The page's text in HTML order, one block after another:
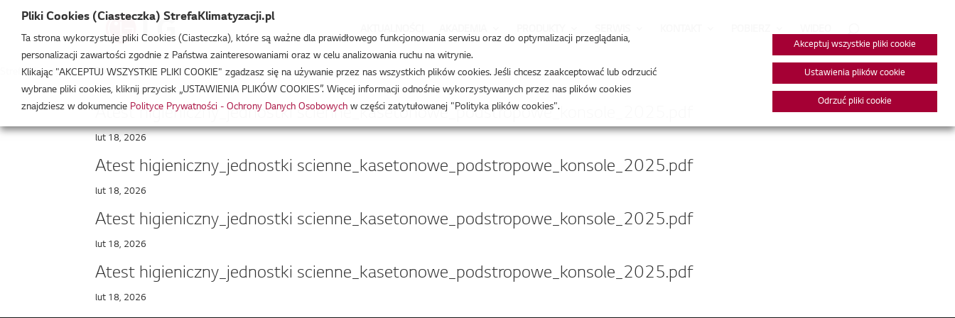
Strefa Klimatyzacji /CT(XX)F
Atest higieniczny_jednostki scienne_kasetonowe_podstropowe_konsole_2025.pdf
lut 18, 2026
Atest higieniczny_jednostki scienne_kasetonowe_podstropowe_konsole_2025.pdf
lut 18, 2026
Atest higieniczny_jednostki scienne_kasetonowe_podstropowe_konsole_2025.pdf
lut 18, 2026
Atest higieniczny_jednostki scienne_kasetonowe_podstropowe_konsole_2025.pdf
lut 18, 2026
Pliki Cookies (Ciasteczka) StrefaKlimatyzacji.pl
Ta strona wykorzystuje pliki Cookies (Ciasteczka), które są ważne dla prawidłowego funkcjonowania serwisu oraz do optymalizacji przeglądania,
personalizacji zawartości zgodnie z Państwa zainteresowaniami oraz w celu analizowania ruchu na witrynie.
Klikając "AKCEPTUJ WSZYSTKIE PLIKI COOKIE" zgadzasz się na używanie przez nas wszystkich plików cookies. Jeśli chcesz zaakceptować lub odrzucić
wybrane pliki cookies, kliknij przycisk „USTAWIENIA PLIKÓW COOKIES”. Więcej informacji odnośnie wykorzystywanych przez nas plików cookies
znajdziesz w dokumencie Polityce Prywatności - Ochrony Danych Osobowych w części zatytułowanej "Polityka plików cookies".
Akceptuj wszystkie pliki cookie
Ustawienia plików cookie
Odrzuć pliki cookie